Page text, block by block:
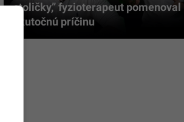
stoličky,” fyzioterapeut pomenoval
skutočnú príčinu